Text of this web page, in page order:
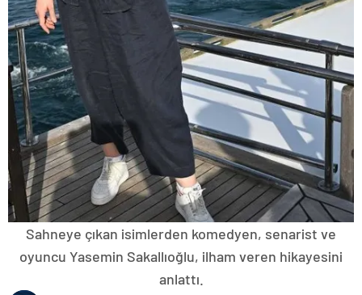
Sahneye çıkan isimlerden komedyen, senarist ve
oyuncu Yasemin Sakallıoğlu, ilham veren hikayesini
anlattı.